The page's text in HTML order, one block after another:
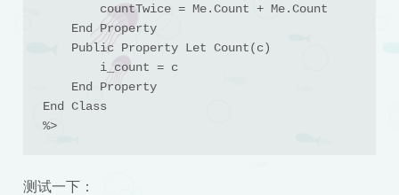
End Class
%>
测试一下：